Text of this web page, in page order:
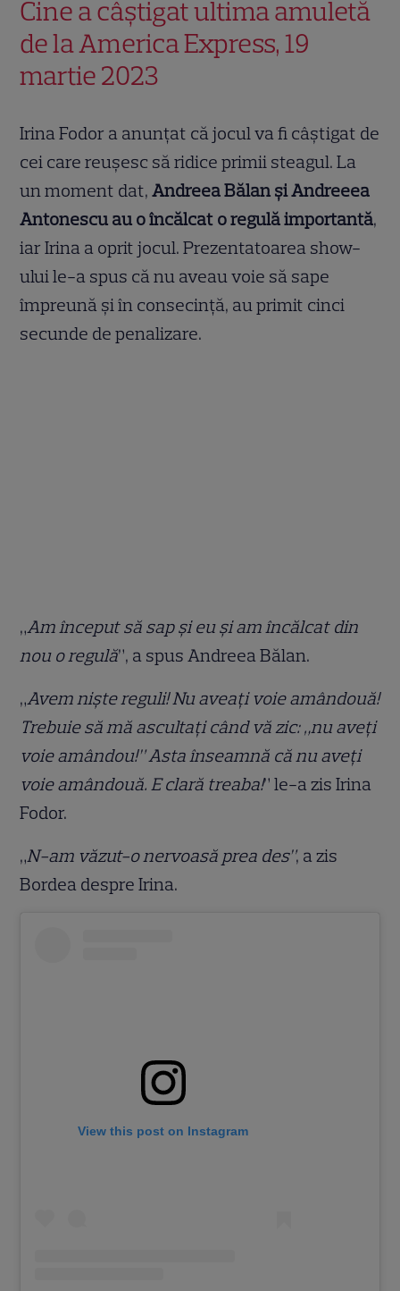
Cine a câștigat ultima amuletă
de la America Express, 19
martie 2023
Irina Fodor a anunțat că jocul va fi câștigat de
cei care reușesc să ridice primii steagul. La
un moment dat,Andreea Bălan și Andreeea
Antonescu au o încălcat o regulă importantă,
iar Irina a oprit jocul. Prezentatoarea show-
ului le-a spus că nu aveau voie să sape
împreună și în consecință, au primit cinci
secunde de penalizare.
„Am început să sap și eu și am încălcat din
nou o regulă”, a spus Andreea Bălan.
„Avem niște reguli! Nu aveați voie amândouă!
Trebuie să mă ascultați când vă zic: „nu aveți
voie amândou!” Asta înseamnă că nu aveți
voie amândouă. E clară treaba!” le-a zis Irina
Fodor.
„N-am văzut-o nervoasă prea des”, a zis
Bordea despre Irina.
View this post on Instagram